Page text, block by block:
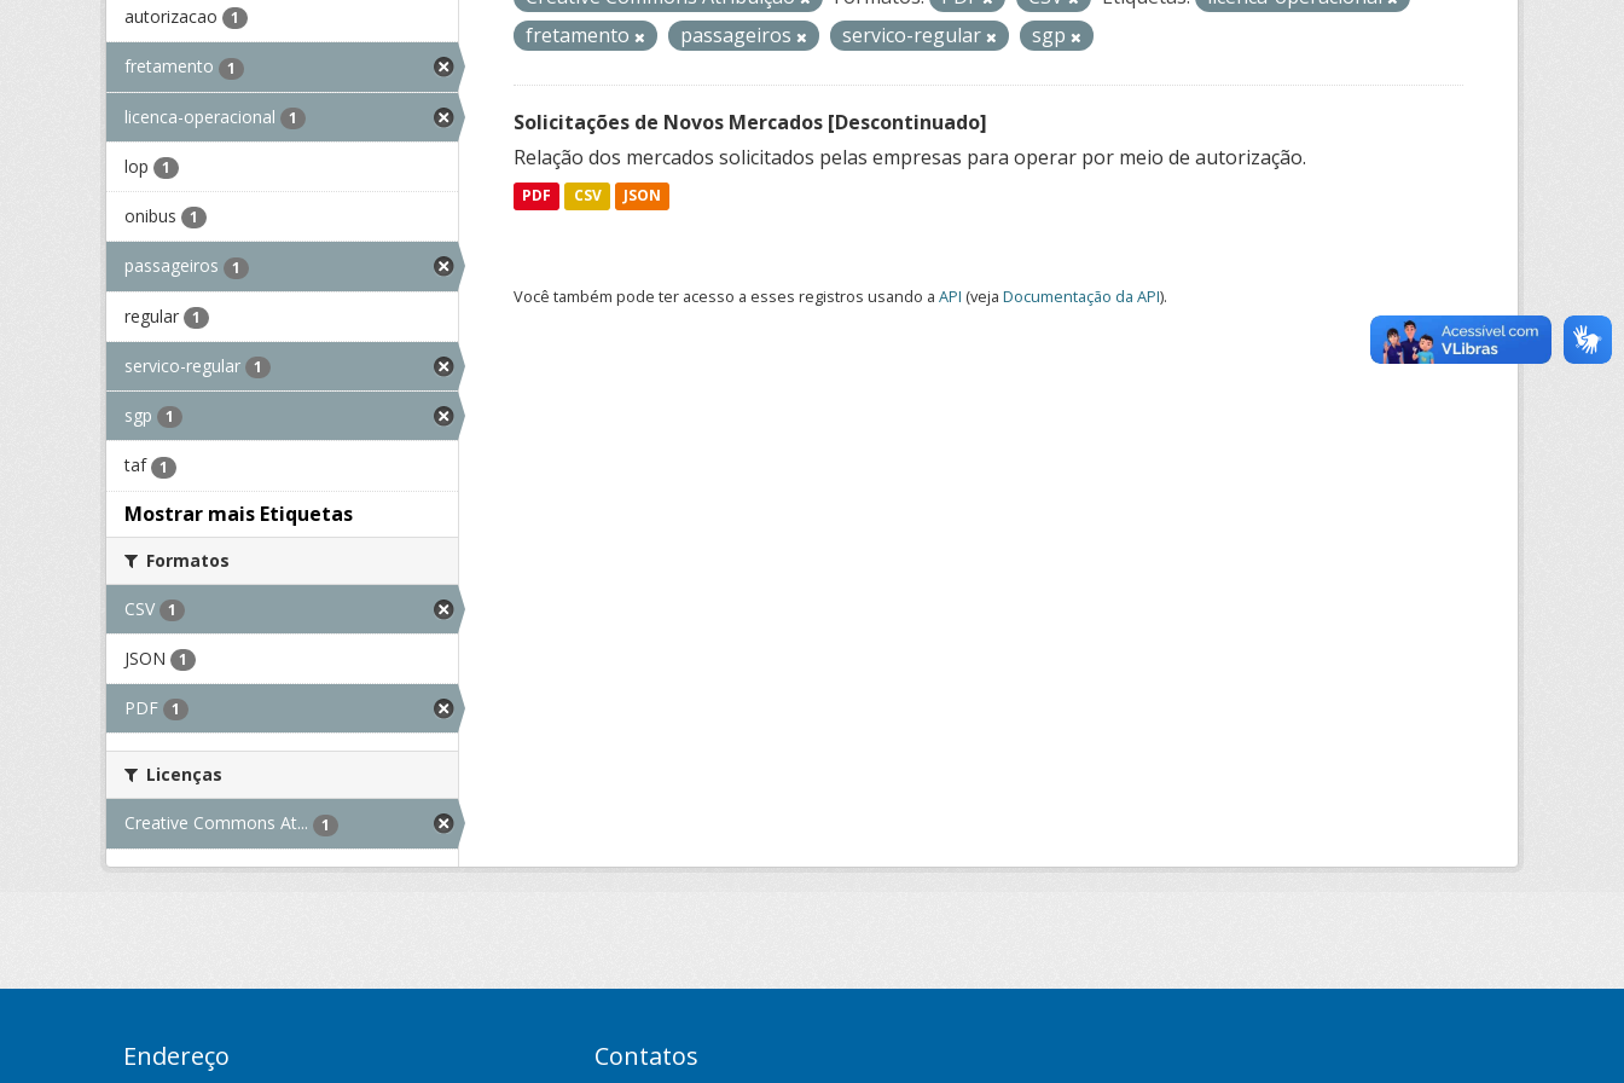
autorizacao 1
fretamento 1
licenca-operacional 1
lop 1
onibus 1
passageiros 1
regular 1
servico-regular 1
sgp 1
taf 1
Mostrar mais Etiquetas
Formatos
CSV 1
JSON 1
PDF 1
Licenças
Creative Commons At... 1
fretamento
passageiros servico-regular sgp
Solicitações de Novos Mercados [Descontinuado]
Relação dos mercados solicitados pelas empresas para operar por meio de autorização.
PDF CSV JSON
Você também pode ter acesso a esses registros usando a API (veja Documentação da API).
Endereço Contatos